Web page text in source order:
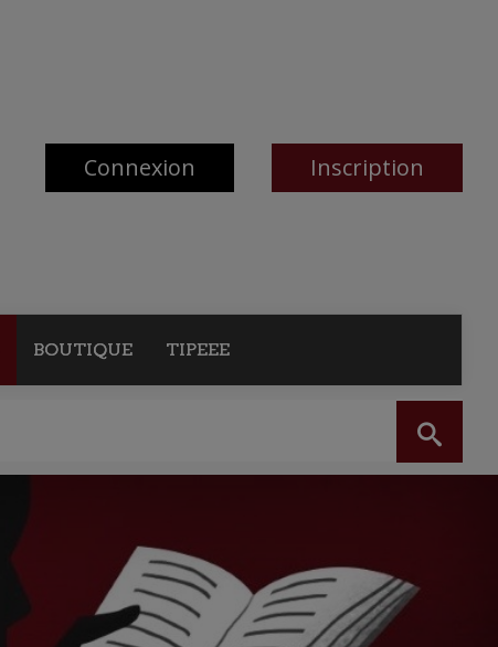
Connexion Inscription
BOUTIQUE TIPEEE